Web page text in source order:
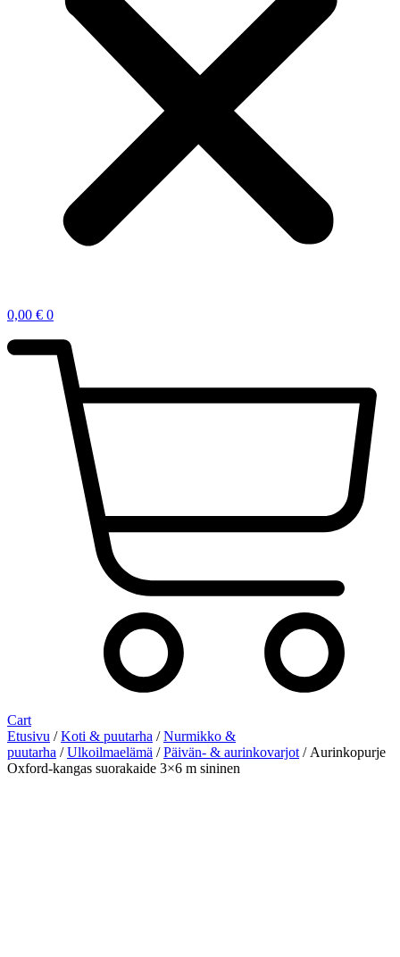
0,00 € 0
Cart
Etusivu /Koti & puutarha /Nurmikko &
puutarha /Ulkoilmaelämä /Päivän- & aurinkovarjot / Aurinkopurje
Oxford-kangas suorakaide 3×6 m sininen